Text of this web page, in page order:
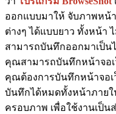
ออกแบบมาให้ จับภาพหน้า
ต่างๆ ได้แบบยาว ทั้งหน้า
สามารถบันทึกออกมาเป็น
คุณสามารถบันทึกหน้าจอเ
คุณต้องการบันทึกหน้าจอเ
บันทึกได้หมดทั้งหน้าภายใ
ครอบภาพ เพื่อใช้งานเป็